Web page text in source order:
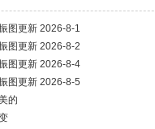
图更新 2026-8-1
图更新 2026-8-2
图更新 2026-8-4
图更新 2026-8-5
的